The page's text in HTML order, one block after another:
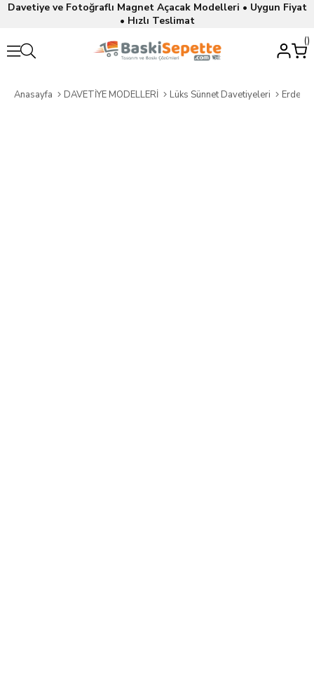
Davetiye ve Fotoğraflı Magnet Açacak Modelleri • Uygun Fiyat
• Hızlı Teslimat
Anasayfa DAVETİYE MODELLERİ Lüks Sünnet Davetiyeleri Erdem